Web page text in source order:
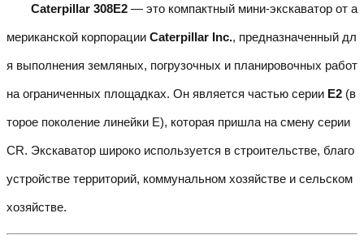
Caterpillar 308E2 — это компактный мини-экскаватор от а
мериканской корпорации Caterpillar Inc., предназначенный дл
я выполнения земляных, погрузочных и планировочных работ
на ограниченных площадках. Он является частью серии E2 (в
торое поколение линейки E), которая пришла на смену серии
CR. Экскаватор широко используется в строительстве, благо
устройстве территорий, коммунальном хозяйстве и сельском
хозяйстве.